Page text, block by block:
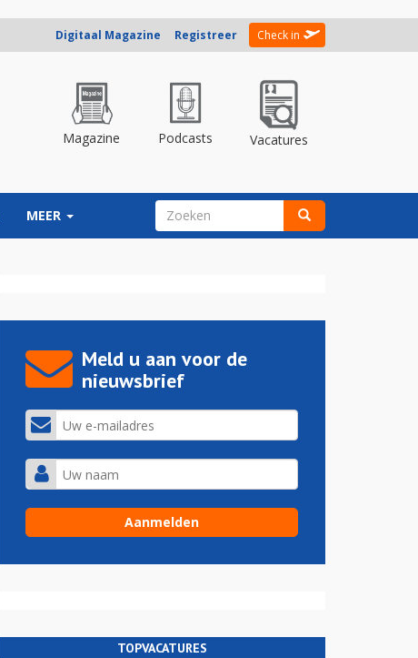
Digitaal Magazine Registreer Check in
Magazine Podcasts Vacatures
MEER ZOEKVELD
Meld u aan voor de
nieuwsbrief
TOPVACATURES